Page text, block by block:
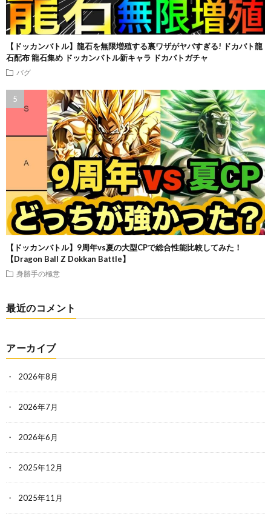
【ドッカンバトル】龍石を無限増殖する裏ワザがヤバすぎる! ドカバト龍
石配布 龍石集め ドッカンバトル新キャラ ドカバトガチャ
バグ
【ドッカンバトル】9周年vs夏の大型CPで総合性能比較してみた！
【Dragon Ball Z Dokkan Battle】
身勝手の極意
最近のコメント
アーカイブ
2026年8月
2026年7月
2026年6月
2025年12月
2025年11月